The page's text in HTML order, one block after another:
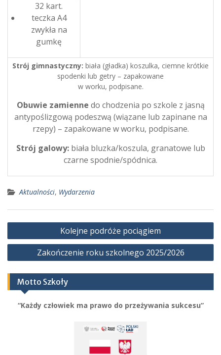
32 kart.
teczka A4
zwykła na
gumkę
Strój gimnastyczny: biała (gładka) koszulka, ciemne krótkie
spodenki lub getry – zapakowane
w worku, podpisane.
Obuwie zamienne do chodzenia po szkole z jasną
antypoślizgową podeszwą (wiązane lub zapinane na
rzepy) – zapakowane w worku, podpisane.
Strój galowy:biała bluzka/koszula, granatowe lub
czarne spodnie/spódnica.
Aktualności, Wydarzenia
Nawigacja
wpisu
Kolejne podróże pociągiem
Zakończenie roku szkolnego 2025/2026
Motto Szkoły
“Każdy człowiek ma prawo do przeżywania sukcesu”